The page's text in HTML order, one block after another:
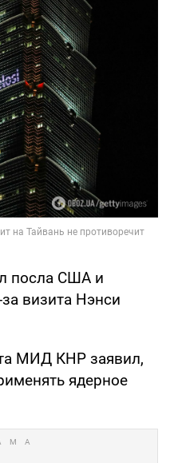
посла США и
визита Нэнси
МИД КНР заявил,
ядерное